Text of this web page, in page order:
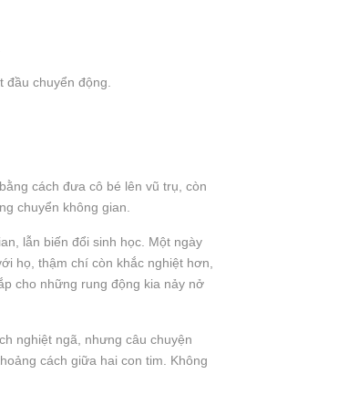
chuyển động.
cách đưa cô bé lên vũ trụ, còn
chuyển không gian.
lẫn biến đổi sinh học. Một ngày
họ, thậm chí còn khắc nghiệt hơn,
cho những rung động kia nảy nở
nghiệt ngã, nhưng câu chuyện
cách giữa hai con tim. Không